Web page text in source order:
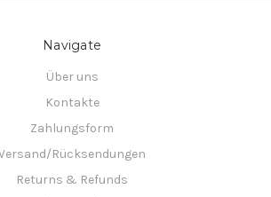
Navigate
Über uns
Kontakte
Zahlungsform
Rücksendungen
Returns & Refunds